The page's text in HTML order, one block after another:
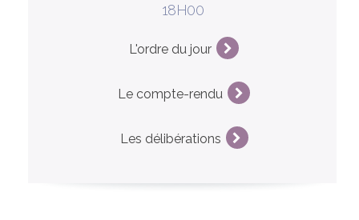
18H00
L'ordre du jour
Le compte-rendu
Les délibérations